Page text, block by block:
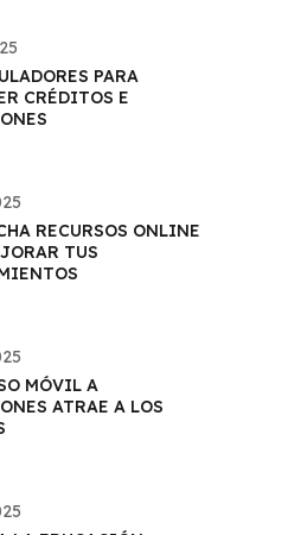
PARA
CRÉDITOS E
RECURSOS ONLINE
TUS
MÓVIL A
ATRAE A LOS